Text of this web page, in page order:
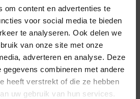
om content en advertenties te
voor social media te bieden
te analyseren. Ook delen we
van onze site met onze
adverteren en analyse. Deze
gegevens combineren met andere
heeft verstrekt of die ze hebben
uw gebruik van hun services.
product
×